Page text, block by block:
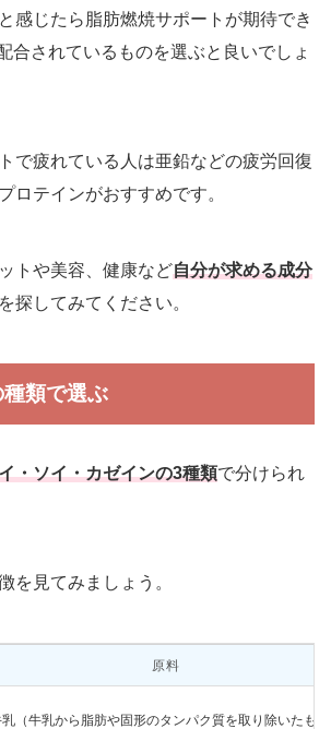
感じたら脂肪燃焼サポートが期待でき
合されているものを選ぶと良いでしょ
で疲れている人は亜鉛などの疲労回復
ロテインがおすすめです。
トや美容、健康など自分が求める成分
を探してみてください。
類で選ぶ
・ソイ・カゼインの3種類で分けられ
を見てみましょう。
原料
（牛乳から脂肪や固形のタンパク質を取り除いたも